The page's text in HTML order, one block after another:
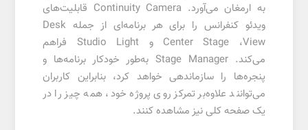
به ارمغان می‌آورد. Continuity Camera قابلیت‌های
ویدئو کنفرانس را برای هر برنامه‌ای از جمله Desk
View، Center Stage و Studio Light فراهم
می‌کند.Stage Manager به‌طور خودکار برنامه‌ها و
پنجره‌ها را سازماندهی خواهد کرد، بنابراین کاربران
می‌توانند علاوه‌بر تمرکز روی پروژه خود، همه چیز را در
یک صفحه کلی نیز مشاهده کنند.